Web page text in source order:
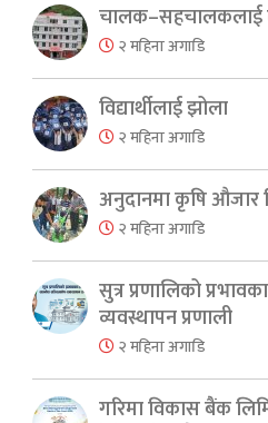
चालक–सहचालकलाई
२ महिना अगाडि
विद्यार्थीलाई झोला
२ महिना अगाडि
अनुदानमा कृषि औजार
२ महिना अगाडि
सुत्र प्रणालिको
व्यवस्थापन प्रणाली
२ महिना अगाडि
गरिमा विकास बैंक